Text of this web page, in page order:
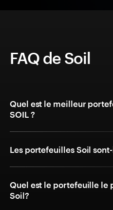
FAQ de Soil
Quel est le meilleur
SOIL ?
Les portefeuilles Soil
Quel est le portefeuille le
Soil?